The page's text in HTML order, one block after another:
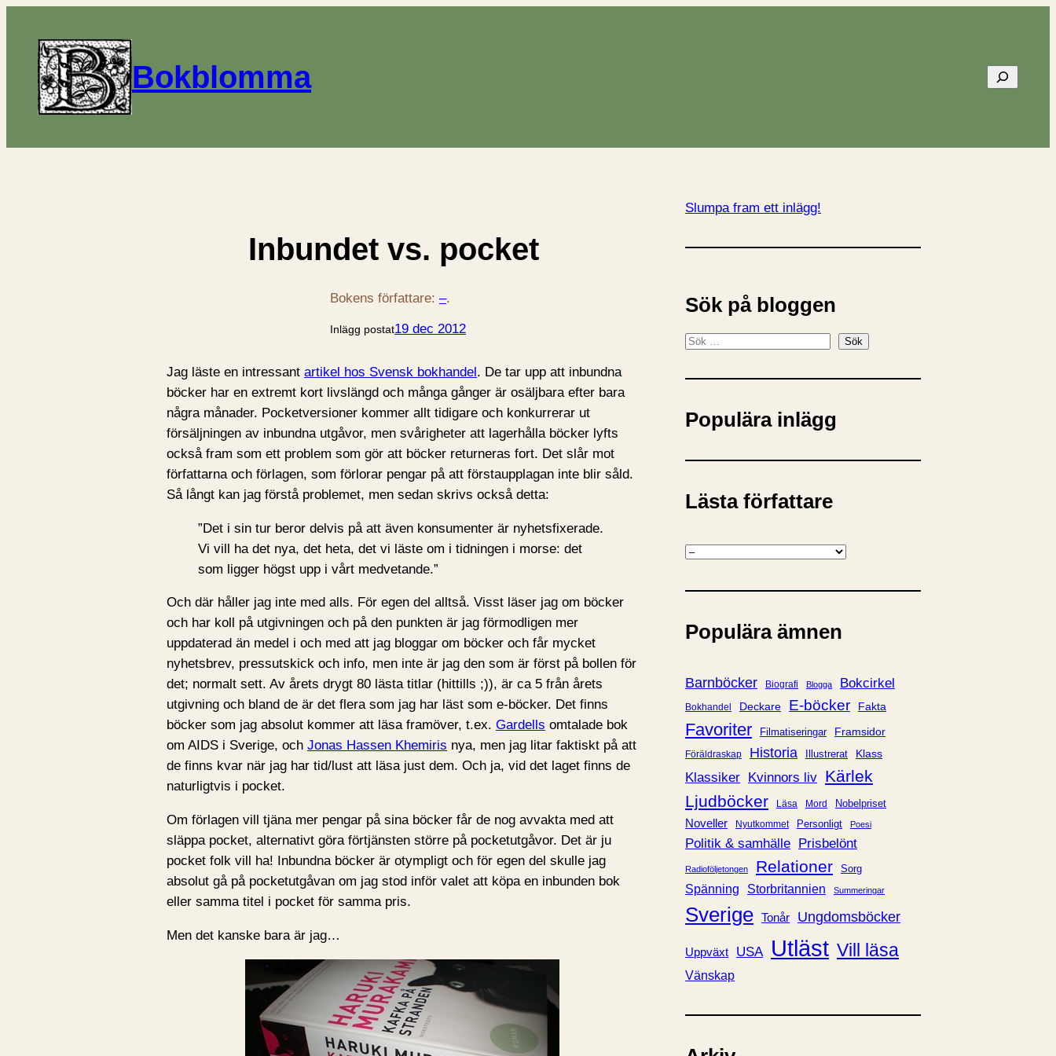
Bokblomma Sök
Inbundet vs. pocket
Bokens författare: –.
Inlägg postat19 dec 2012
Jag läste en intressant artikel hos Svensk bokhandel. De tar upp att inbundna
böcker har en extremt kort livslängd och många gånger är osäljbara efter bara
några månader. Pocketversioner kommer allt tidigare och konkurrerar ut
försäljningen av inbundna utgåvor, men svårigheter att lagerhålla böcker lyfts
också fram som ett problem som gör att böcker returneras fort. Det slår mot
författarna och förlagen, som förlorar pengar på att förstaupplagan inte blir såld.
Så långt kan jag förstå problemet, men sedan skrivs också detta:
”Det i sin tur beror delvis på att även konsumenter är nyhetsfixerade.
Vi vill ha det nya, det heta, det vi läste om i tidningen i morse: det
som ligger högst upp i vårt medvetande.”
Och där håller jag inte med alls. För egen del alltså. Visst läser jag om böcker
och har koll på utgivningen och på den punkten är jag förmodligen mer
uppdaterad än medel i och med att jag bloggar om böcker och får mycket
nyhetsbrev, pressutskick och info, men inte är jag den som är först på bollen för
det; normalt sett. Av årets drygt 80 lästa titlar (hittills ;)), är ca 5 från årets
utgivning och bland de är det flera som jag har läst som e-böcker. Det finns
böcker som jag absolut kommer att läsa framöver, t.ex. Gardells omtalade bok
om AIDS i Sverige, och Jonas Hassen Khemiris nya, men jag litar faktiskt på att
de finns kvar när jag har tid/lust att läsa just dem. Och ja, vid det laget finns de
naturligtvis i pocket.
Om förlagen vill tjäna mer pengar på sina böcker får de nog avvakta med att
släppa pocket, alternativt göra förtjänsten större på pocketutgåvor. Det är ju
pocket folk vill ha! Inbundna böcker är otympligt och för egen del skulle jag
absolut gå på pocketutgåvan om jag stod inför valet att köpa en inbunden bok
eller samma titel i pocket för samma pris.
Men det kanske bara är jag…
Slumpa fram ett inlägg!
Sök på bloggen
S
k
Sök
Populära inlägg
Lästa författare
K
t
g
i
e
r
Populära ämnen
Barnböcker Biografi Blogga Bokcirkel
Bokhandel Deckare E-böcker Fakta
Favoriter Filmatiseringar Framsidor
Föräldraskap Historia Illustrerat Klass
Klassiker Kvinnors liv Kärlek
Ljudböcker
Läsa Mord Nobelpriset
Noveller Nyutkommet Personligt Poesi
Politik & samhälle Prisbelönt
Radioföljetongen Relationer Sorg
Spänning Storbritannien Summeringar
Sverige Tonår Ungdomsböcker
Uppväxt USA Utläst Vill läsa
Vänskap